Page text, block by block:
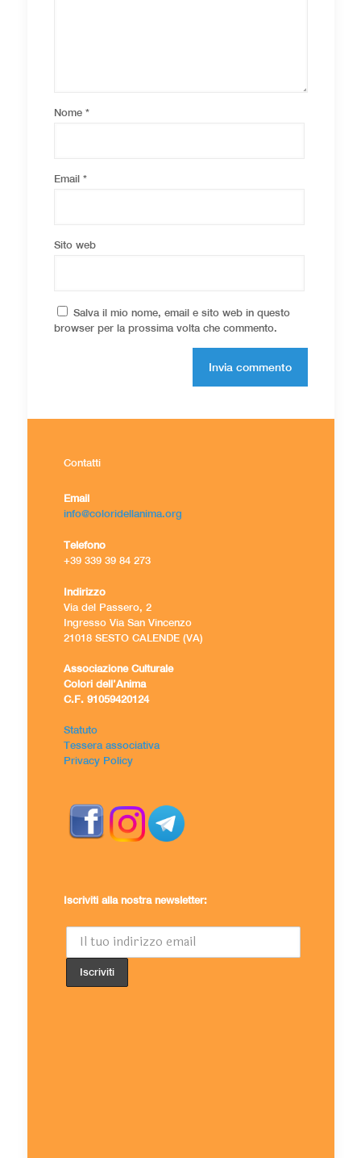
Nome *
Email *
Sito web
Salva il mio nome, email e sito web in questo
browser per la prossima volta che commento.
Contatti
Email
info@coloridellanima.org
Telefono
+39 339 39 84 273
Indirizzo
Via del Passero, 2
Ingresso Via San Vincenzo
21018 SESTO CALENDE (VA)
Associazione Culturale
Colori dell’Anima
C.F. 91059420124
Statuto
Tessera associativa
Privacy Policy
Iscriviti alla nostra newsletter: